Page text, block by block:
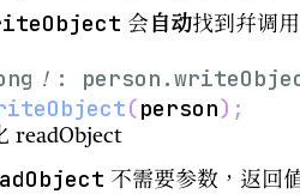
会 自动找到并调
！:
(person) ;
readObject
不需要参数，返回